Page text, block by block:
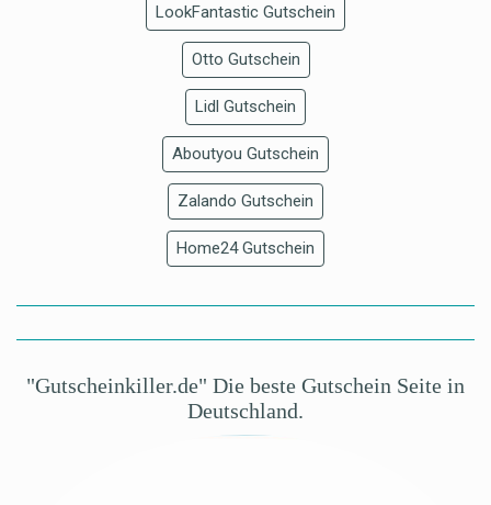
LookFantastic Gutschein
Otto Gutschein
Lidl Gutschein
Aboutyou Gutschein
Zalando Gutschein
Home24 Gutschein
"Gutscheinkiller.de" Die beste Gutschein Seite in
Deutschland.